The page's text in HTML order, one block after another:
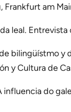
am
leal.
bilingüístmo y
y Cultura de
influencia do